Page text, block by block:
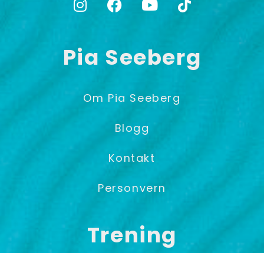
Pia Seeberg
Om Pia Seeberg
Blogg
Kontakt
Personvern
Trening